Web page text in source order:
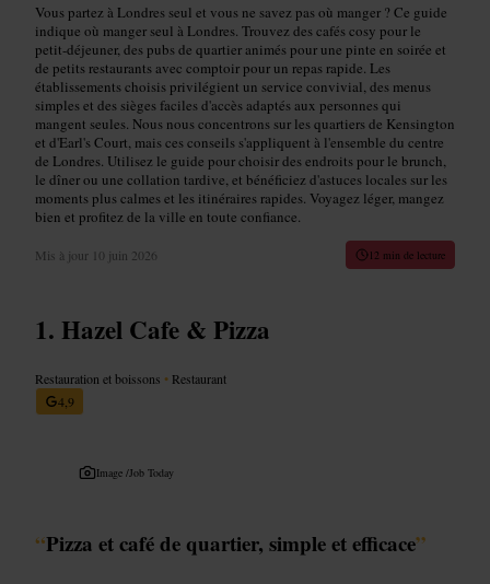
Vous partez à Londres seul et vous ne savez pas où manger ? Ce guide
indique où manger seul à Londres. Trouvez des cafés cosy pour le
petit-déjeuner, des pubs de quartier animés pour une pinte en soirée et
de petits restaurants avec comptoir pour un repas rapide. Les
établissements choisis privilégient un service convivial, des menus
simples et des sièges faciles d'accès adaptés aux personnes qui
mangent seules. Nous nous concentrons sur les quartiers de Kensington
et d'Earl's Court, mais ces conseils s'appliquent à l'ensemble du centre
de Londres. Utilisez le guide pour choisir des endroits pour le brunch,
le dîner ou une collation tardive, et bénéficiez d'astuces locales sur les
moments plus calmes et les itinéraires rapides. Voyagez léger, mangez
bien et profitez de la ville en toute confiance.
Mis à jour 10 juin 2026 12 min de lecture
Hazel Cafe & Pizza
Restauration et boissons • Restaurant
4,9
Image /Job Today
“Pizza et café de quartier, simple et efficace”